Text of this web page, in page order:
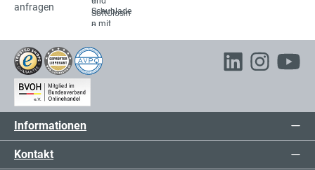
anfragen
Informationen
Kontakt